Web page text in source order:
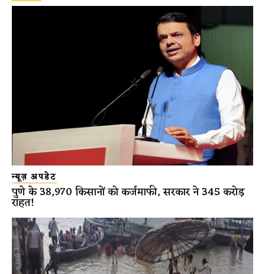
न्यूज़ अपडेट
पुणे के 38,970 किसानों को कर्जमाफी, सरकार ने 345 करोड़
राहत!